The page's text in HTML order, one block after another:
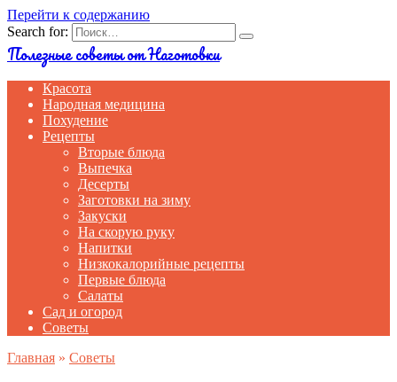
Перейти к содержанию
Search for:
Полезные советы от Наготовки
Красота
Народная медицина
Похудение
Рецепты
Вторые блюда
Выпечка
Десерты
Заготовки на зиму
Закуски
На скорую руку
Напитки
Низкокалорийные рецепты
Первые блюда
Салаты
Сад и огород
Советы
Главная » Советы